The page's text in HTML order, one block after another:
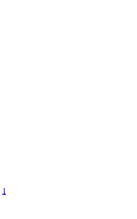
1